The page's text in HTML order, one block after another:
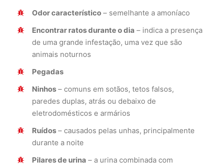
Odor característico – semelhante a amoníaco
Encontrar ratos durante o dia – indica a presença
de uma grande infestação, uma vez que são
animais noturnos
Pegadas
Ninhos – comuns em sotãos, tetos falsos,
paredes duplas, atrás ou debaixo de
eletrodomésticos e armários
Ruídos – causados pelas unhas, principalmente
durante a noite
Pilares de urina – a urina combinada com